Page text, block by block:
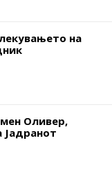
на
Оливер,